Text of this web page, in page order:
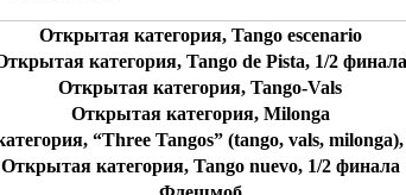
Открытая категория, Tango escenario
категория, Tango de Pista, 1/2 финала
Открытая категория, Tango-Vals
Открытая категория, Milonga
“Three Tangos” (tango, vals,
Открытая категория, Tango nuevo, 1/2 финала